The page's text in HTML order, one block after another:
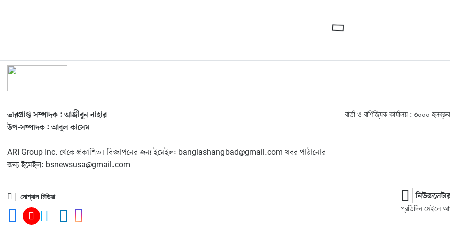
ভারপ্রাপ্ত সম্পাদক : আজীবুন নাহার
উপ-সম্পাদক : আবুল কাসেম
ARI Group Inc. থেকে প্রকাশিত। বিজ্ঞাপনের জন্য ইমেইল: banglashangbad@gmail.com খবর পাঠানোর
জন্য ইমেইল: bsnewsusa@gmail.com
বার্তা ও বাণিজ্যিক কার্যালয় : ৩০০০
সোশ্যাল মিডিয়া
প্রতিদিন মেইলে